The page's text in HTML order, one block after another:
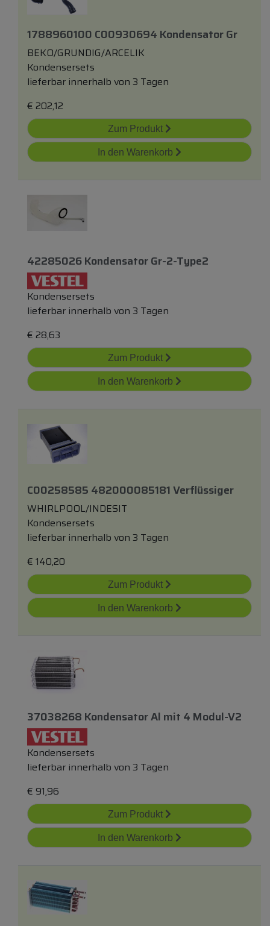
1788960100 C00930694 Kondensator Gr
BEKO/GRUNDIG/ARCELIK
Kondensersets
lieferbar innerhalb von 3 Tagen
€ 202,12
Zum Produkt
In den Warenkorb
42285026 Kondensator Gr-2-Type2
Kondensersets
lieferbar innerhalb von 3 Tagen
€ 28,63
Zum Produkt
In den Warenkorb
C00258585 482000085181 Verflüssiger
WHIRLPOOL/INDESIT
Kondensersets
lieferbar innerhalb von 3 Tagen
€ 140,20
Zum Produkt
In den Warenkorb
37038268 Kondensator Al mit 4 Modul-V2
Kondensersets
lieferbar innerhalb von 3 Tagen
€ 91,96
Zum Produkt
In den Warenkorb